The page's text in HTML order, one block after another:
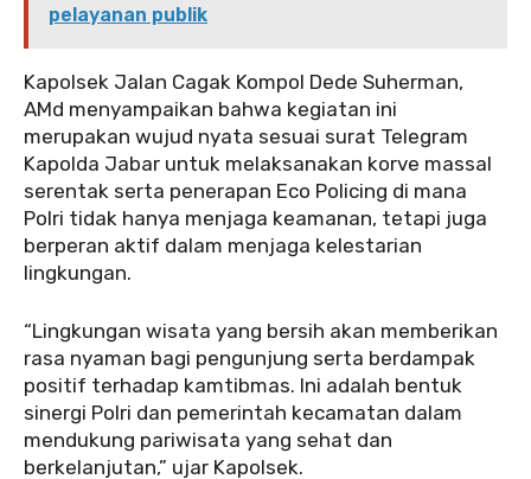
pelayanan publik
‎Kapolsek Jalan Cagak Kompol Dede Suherman,
AMd menyampaikan bahwa kegiatan ini
merupakan wujud nyata sesuai surat Telegram
Kapolda Jabar untuk melaksanakan korve massal
serentak serta penerapan Eco Policing di mana
Polri tidak hanya menjaga keamanan, tetapi juga
berperan aktif dalam menjaga kelestarian
lingkungan.
‎“Lingkungan wisata yang bersih akan memberikan
rasa nyaman bagi pengunjung serta berdampak
positif terhadap kamtibmas. Ini adalah bentuk
sinergi Polri dan pemerintah kecamatan dalam
mendukung pariwisata yang sehat dan
berkelanjutan,” ujar Kapolsek.